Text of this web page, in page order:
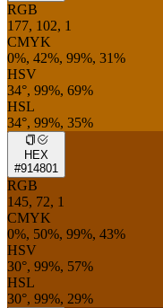
RGB
177, 102, 1
CMYK
0%, 42%, 99%, 31%
HSV
34°, 99%, 69%
HSL
34°, 99%, 35%
HEX
#914801
RGB
145, 72, 1
CMYK
0%, 50%, 99%, 43%
HSV
30°, 99%, 57%
HSL
30°, 99%, 29%